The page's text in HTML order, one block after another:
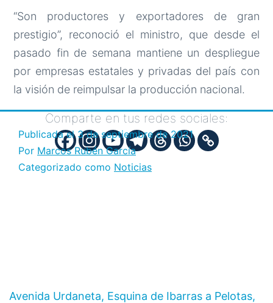
“Son productores y exportadores de gran
prestigio”, reconoció el ministro, que desde el
pasado fin de semana mantiene un despliegue
por empresas estatales y privadas del país con
la visión de reimpulsar la producción nacional.
Comparte en tus redes sociales:
Publicada el 3 de septiembre de 2021
Por Marcos Rubén García
Categorizado como Noticias
Avenida Urdaneta, Esquina de Ibarras a Pelotas,